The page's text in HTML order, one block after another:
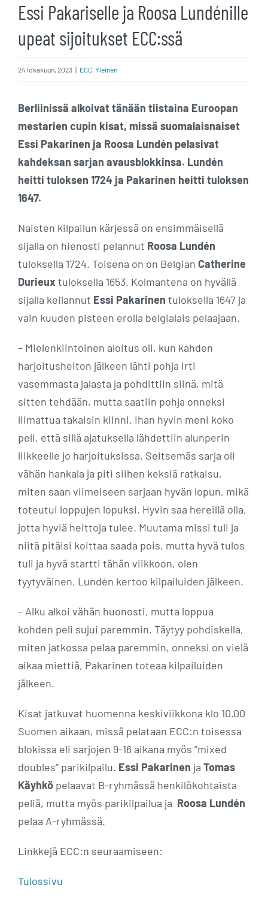
Essi Pakariselle ja Roosa Lundénille
upeat sijoitukset ECC:ssä
24 lokakuun, 2023 | ECC, Yleinen
Berliinissä alkoivat tänään tiistaina Euroopan
mestarien cupin kisat, missä suomalaisnaiset
Essi Pakarinen ja Roosa Lundén pelasivat
kahdeksan sarjan avausblokkinsa. Lundén
heitti tuloksen 1724 ja Pakarinen heitti tuloksen
1647.
Naisten kilpailun kärjessä on ensimmäisellä
sijalla on hienosti pelannut Roosa Lundén
tuloksella 1724. Toisena on on Belgian Catherine
Durieux tuloksella 1653. Kolmantena on hyvällä
sijalla keilannut Essi Pakarinen tuloksella 1647 ja
vain kuuden pisteen erolla belgialais pelaajaan.
– Mielenkiintoinen aloitus oli, kun kahden
harjoitusheiton jälkeen lähti pohja irti
vasemmasta jalasta ja pohdittiin siinä, mitä
sitten tehdään, mutta saatiin pohja onneksi
liimattua takaisin kiinni. Ihan hyvin meni koko
peli, että sillä ajatuksella lähdettiin alunperin
liikkeelle jo harjoituksissa. Seitsemäs sarja oli
vähän hankala ja piti siihen keksiä ratkaisu,
miten saan viimeiseen sarjaan hyvän lopun, mikä
toteutui loppujen lopuksi. Hyvin saa hereillä olla,
jotta hyviä heittoja tulee. Muutama missi tuli ja
niitä pitäisi koittaa saada pois, mutta hyvä tulos
tuli ja hyvä startti tähän viikkoon, olen
tyytyväinen, Lundén kertoo kilpailuiden jälkeen.
– Alku alkoi vähän huonosti, mutta loppua
kohden peli sujui paremmin. Täytyy pohdiskella,
miten jatkossa pelaa paremmin, onneksi on vielä
aikaa miettiä, Pakarinen toteaa kilpailuiden
jälkeen.
Kisat jatkuvat huomenna keskiviikkona klo 10.00
Suomen aikaan, missä pelataan ECC:n toisessa
blokissa eli sarjojen 9-16 aikana myös ”mixed
doubles” parikilpailu. Essi Pakarinen ja Tomas
Käyhkö pelaavat B-ryhmässä henkilökohtaista
peliä, mutta myös parikilpailua ja Roosa Lundén
pelaa A-ryhmässä.
Linkkejä ECC:n seuraamiseen:
Tulossivu